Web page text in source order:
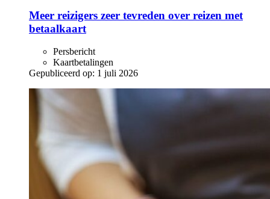
Meer reizigers zeer tevreden over reizen met
betaalkaart
Persbericht
Kaartbetalingen
Gepubliceerd op: 1 juli 2026